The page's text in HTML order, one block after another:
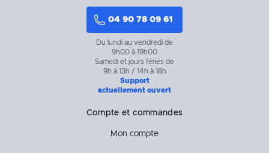
04 90 78 09 61
Du lundi au vendredi de
9h00 à 19h00
Samedi et jours fériés de
9h à 13h / 14h à 18h
Support
actuellement ouvert
Compte et commandes
Mon compte